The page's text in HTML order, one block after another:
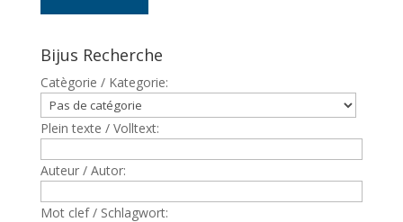
Bijus Recherche
Catègorie / Kategorie:
Plein texte / Volltext:
Auteur / Autor:
Mot clef / Schlagwort: